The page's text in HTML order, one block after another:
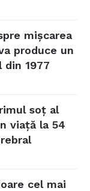
mișcarea
produce un
din 1977
soț al
viață la 54
cel mai